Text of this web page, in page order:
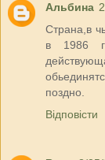
Альбина
Страна,в
в 1986
поздно.
Відповісти